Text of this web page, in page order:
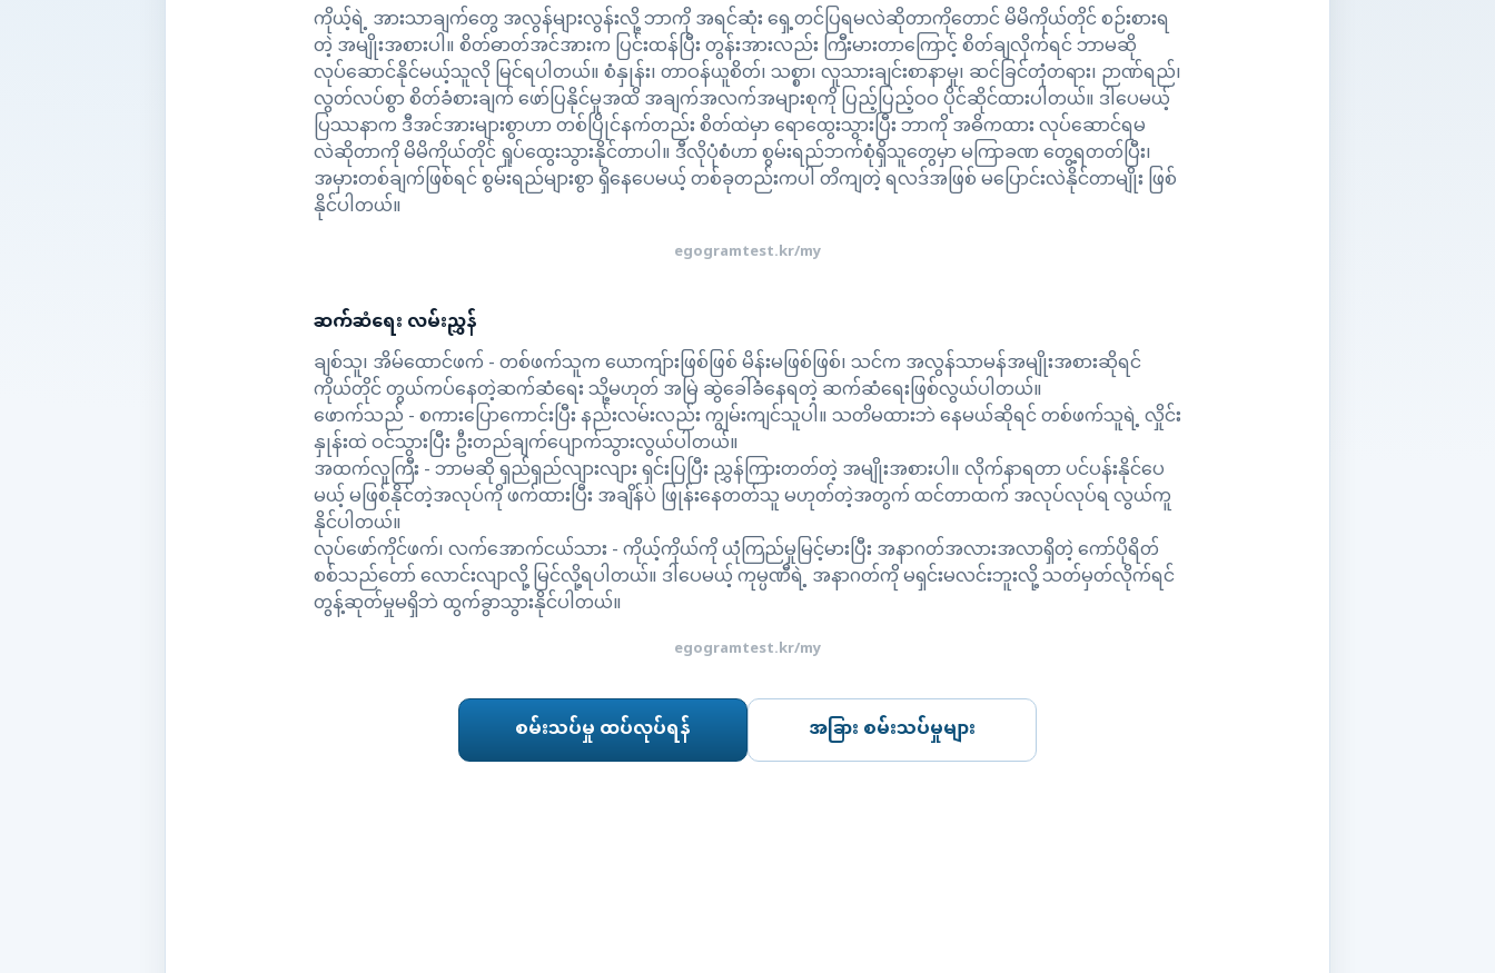
ကိုယ့်ရဲ့ အားသာချက်တွေ အလွန်များလွန်းလို့ ဘာကို အရင်ဆုံး ရှေ့တင်ပြရမလဲဆိုတာကိုတောင် မိမိကိုယ်တိုင် စဉ်းစားရ
တဲ့ အမျိုးအစားပါ။ စိတ်ဓာတ်အင်အားက ပြင်းထန်ပြီး တွန်းအားလည်း ကြီးမားတာကြောင့် စိတ်ချလိုက်ရင် ဘာမဆို
လုပ်ဆောင်နိုင်မယ့်သူလို မြင်ရပါတယ်။ စံနှုန်း၊ တာဝန်ယူစိတ်၊ သစ္စာ၊ လူသားချင်းစာနာမှု၊ ဆင်ခြင်တုံတရား၊ ဉာဏ်ရည်၊
လွတ်လပ်စွာ စိတ်ခံစားချက် ဖော်ပြနိုင်မှုအထိ အချက်အလက်အများစုကို ပြည့်ပြည့်ဝဝ ပိုင်ဆိုင်ထားပါတယ်။ ဒါပေမယ့်
ပြဿနာက ဒီအင်အားများစွာဟာ တစ်ပြိုင်နက်တည်း စိတ်ထဲမှာ ရောထွေးသွားပြီး ဘာကို အဓိကထား လုပ်ဆောင်ရမ
လဲဆိုတာကို မိမိကိုယ်တိုင် ရှုပ်ထွေးသွားနိုင်တာပါ။ ဒီလိုပုံစံဟာ စွမ်းရည်ဘက်စုံရှိသူတွေမှာ မကြာခဏ တွေ့ရတတ်ပြီး၊
အမှားတစ်ချက်ဖြစ်ရင် စွမ်းရည်များစွာ ရှိနေပေမယ့် တစ်ခုတည်းကပါ တိကျတဲ့ ရလဒ်အဖြစ် မပြောင်းလဲနိုင်တာမျိုး ဖြစ်
နိုင်ပါတယ်။
egogramtest.kr/my
ဆက်ဆံရေး လမ်းညွှန်
ချစ်သူ၊ အိမ်ထောင်ဖက် - တစ်ဖက်သူက ယောကျ်ားဖြစ်ဖြစ် မိန်းမဖြစ်ဖြစ်၊ သင်က အလွန်သာမန်အမျိုးအစားဆိုရင်
ကိုယ်တိုင် တွယ်ကပ်နေတဲ့ဆက်ဆံရေး သို့မဟုတ် အမြဲ ဆွဲခေါ်ခံနေရတဲ့ ဆက်ဆံရေးဖြစ်လွယ်ပါတယ်။
ဖောက်သည် - စကားပြောကောင်းပြီး နည်းလမ်းလည်း ကျွမ်းကျင်သူပါ။ သတိမထားဘဲ နေမယ်ဆိုရင် တစ်ဖက်သူရဲ့ လှိုင်း
နှုန်းထဲ ဝင်သွားပြီး ဦးတည်ချက်ပျောက်သွားလွယ်ပါတယ်။
အထက်လူကြီး - ဘာမဆို ရှည်ရှည်လျားလျား ရှင်းပြပြီး ညွှန်ကြားတတ်တဲ့ အမျိုးအစားပါ။ လိုက်နာရတာ ပင်ပန်းနိုင်ပေ
မယ့် မဖြစ်နိုင်တဲ့အလုပ်ကို ဖက်ထားပြီး အချိန်ပဲ ဖြုန်းနေတတ်သူ မဟုတ်တဲ့အတွက် ထင်တာထက် အလုပ်လုပ်ရ လွယ်ကူ
နိုင်ပါတယ်။
လုပ်ဖော်ကိုင်ဖက်၊ လက်အောက်ငယ်သား - ကိုယ့်ကိုယ်ကို ယုံကြည်မှုမြင့်မားပြီး အနာဂတ်အလားအလာရှိတဲ့ ကော်ပိုရိတ်
စစ်သည်တော် လောင်းလျာလို့ မြင်လို့ရပါတယ်။ ဒါပေမယ့် ကုမ္ပဏီရဲ့ အနာဂတ်ကို မရှင်းမလင်းဘူးလို့ သတ်မှတ်လိုက်ရင်
တွန့်ဆုတ်မှုမရှိဘဲ ထွက်ခွာသွားနိုင်ပါတယ်။
egogramtest.kr/my
စမ်းသပ်မှု ထပ်လုပ်ရန် အခြား စမ်းသပ်မှုများ